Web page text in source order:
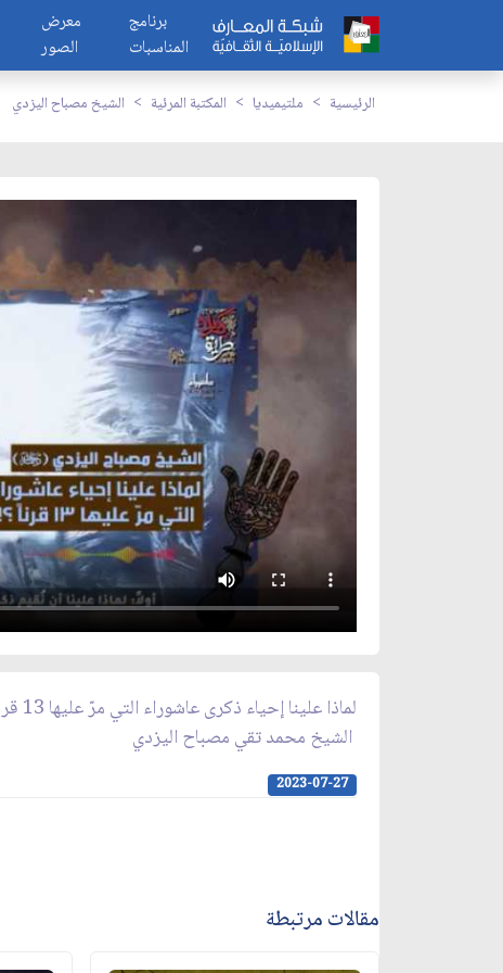
معرض
الصور
برنامج
المناسبات
الرئيسية ملتيميديا المكتبة المرئية الشيخ مصباح اليزدي
لماذا علينا إحياء ذكرى عاشوراء التي مرّ عليها 13 قرناً ؟!
الشيخ محمد تقي مصباح اليزدي
2023-07-27
مقالات مرتبطة